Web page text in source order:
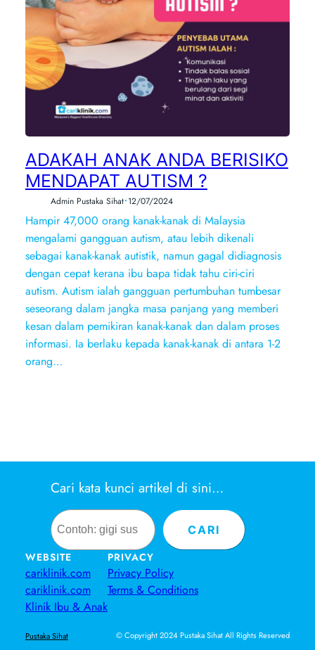
ADAKAH ANAK ANDA BERISIKO
MENDAPAT AUTISM ?
Admin Pustaka Sihat•12/07/2024
Hampir 47,000 orang kanak-kanak di Malaysia
mengalami gangguan autism, atau lebih dikenali
sebagai kanak-kanak autistik, namun gagal didiagnosis
dengan cepat kerana ibu bapa tidak tahu ciri-ciri
autism. Autism ialah gangguan pertumbuhan tumbesar
seseorang dalam jangka masa panjang yang memberi
kesan dalam pemikiran kanak-kanak dan dalam proses
informasi. Ia berlaku kepada kanak-kanak di antara 1-2
orang…
Cari kata kunci artikel di sini…
Search
CARI
WEBSITE
cariklinik.com
cariklinik.com
Klinik Ibu & Anak
PRIVACY
Privacy Policy
Terms & Conditions
Pustaka Sihat © Copyright 2024 Pustaka Sihat All Rights Reserved